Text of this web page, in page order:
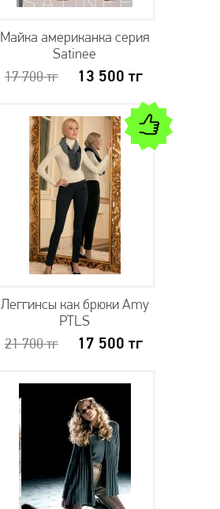
Майка американка серия
Satinee
17 700тг 13 500 тг
Леггинсы как брюки Amy
PTLS
21 700тг 17 500 тг